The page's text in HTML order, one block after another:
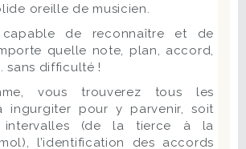
oreille de musicien.
de reconnaître et de
quelle note, plan, accord,
sans difficulté !
vous trouverez tous les
ingurgiter pour y parvenir, soit
intervalles (de la tierce à la
l’identification des accords